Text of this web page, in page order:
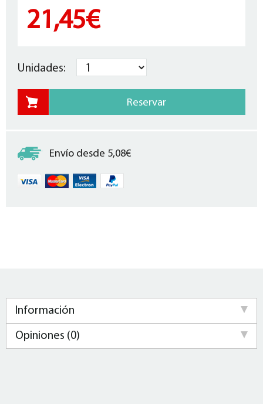
21,45€
Unidades:
Envío desde 5,08€
Información
Opiniones (0)